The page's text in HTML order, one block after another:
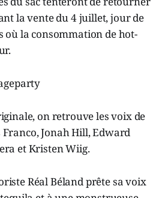
la vente du 4 juillet, jour de
où la consommation de hot-
on retrouve les voix de
Franco, Jonah Hill, Edward
et Kristen Wiig.
Réal Béland prête sa voix